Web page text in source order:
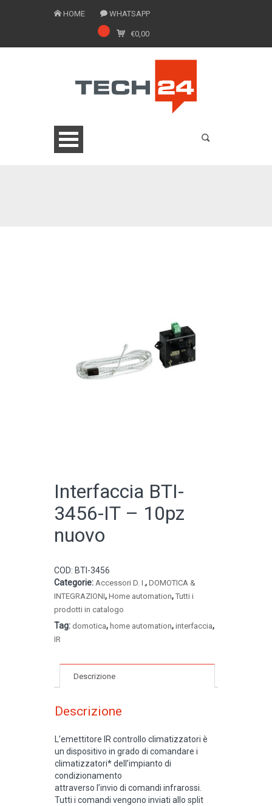
HOME WHATSAPP
€0,00
CATALOGO ONLINE
Interfaccia BTI-
3456-IT – 10pz
nuovo
COD: BTI-3456
Categorie: Accessori D. I., DOMOTICA &
INTEGRAZIONI, Home automation, Tutti i
prodotti in catalogo
Tag: domotica, home automation, interfaccia,
IR
Descrizione
Descrizione
L’emettitore IR controllo climatizzatori è
un dispositivo in grado di comandare i
climatizzatori* dell’impianto di
condizionamento
attraverso l’invio di comandi infrarossi.
Tutti i comandi vengono inviati allo split